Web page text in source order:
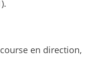
en direction,